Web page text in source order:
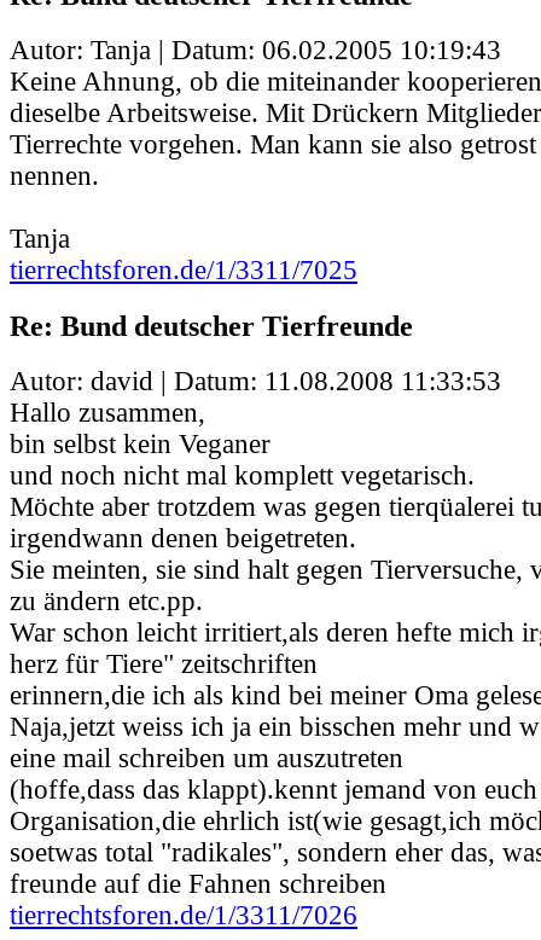
Autor: Tanja | Datum: 06.02.2005 10:19:43
Keine Ahnung, ob die miteinander
dieselbe Arbeitsweise. Mit Drückern
Tierrechte vorgehen. Man kann sie also
nennen.
Tanja
tierrechtsforen.de/1/3311/7025
Re: Bund deutscher Tierfreunde
Autor: david | Datum: 11.08.2008 11:33:53
Hallo zusammen,
bin selbst kein Veganer
und noch nicht mal komplett vegetarisch.
Möchte aber trotzdem was gegen tierqüalerei
irgendwann denen beigetreten.
Sie meinten, sie sind halt gegen Tierversuche,
zu ändern etc.pp.
War schon leicht irritiert,als deren hefte mich
herz für Tiere" zeitschriften
erinnern,die ich als kind bei meiner Oma
Naja,jetzt weiss ich ja ein bisschen mehr und
eine mail schreiben um auszutreten
(hoffe,dass das klappt).kennt jemand von
Organisation,die ehrlich ist(wie gesagt,ich
soetwas total "radikales", sondern eher das,
freunde auf die Fahnen schreiben
tierrechtsforen.de/1/3311/7026